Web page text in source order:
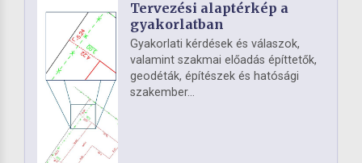
Tervezési alaptérkép a
gyakorlatban
Gyakorlati kérdések és válaszok,
valamint szakmai előadás építtetők,
geodéták, építészek és hatósági
szakember...